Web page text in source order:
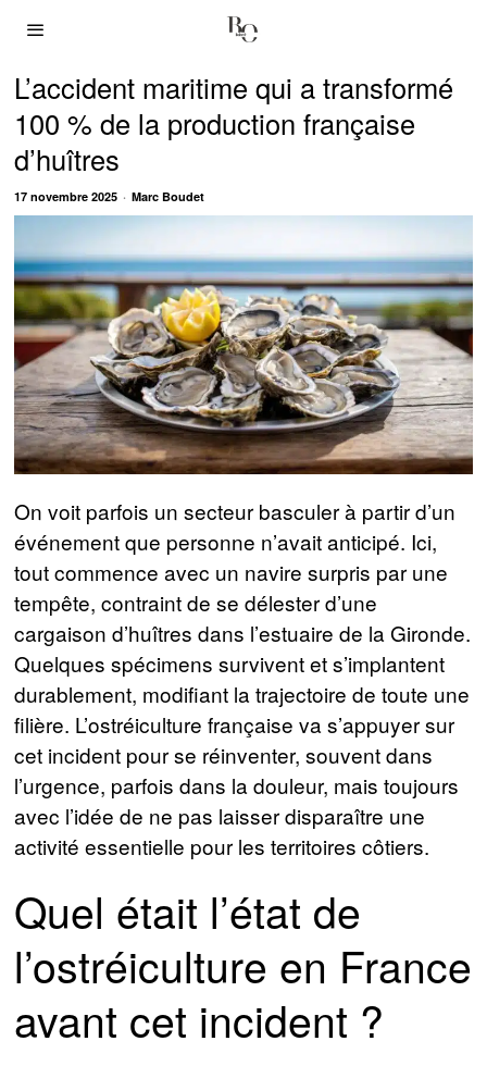
L’accident maritime qui a transformé
100 % de la production française
d’huîtres
17 novembre 2025 Marc Boudet
On voit parfois un secteur basculer à partir d’un
événement que personne n’avait anticipé. Ici,
tout commence avec un navire surpris par une
tempête, contraint de se délester d’une
cargaison d’huîtres dans l’estuaire de la Gironde.
Quelques spécimens survivent et s’implantent
durablement, modifiant la trajectoire de toute une
filière. L’ostréiculture française va s’appuyer sur
cet incident pour se réinventer, souvent dans
l’urgence, parfois dans la douleur, mais toujours
avec l’idée de ne pas laisser disparaître une
activité essentielle pour les territoires côtiers.
Quel était l’état de
l’ostréiculture en France
avant cet incident ?